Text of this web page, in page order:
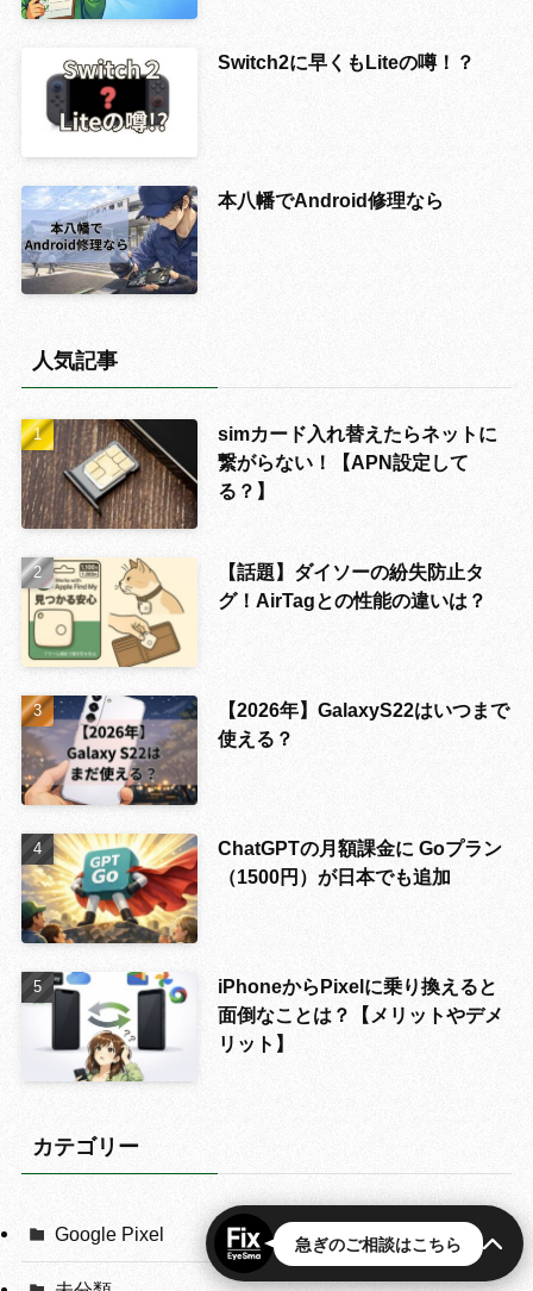
Switch2に早くもLiteの噂！？
本八幡でAndroid修理なら
人気記事
simカード入れ替えたらネットに
繋がらない！【APN設定して
る？】
【話題】ダイソーの紛失防止タ
グ！AirTagとの性能の違いは？
【2026年】GalaxyS22はいつまで
使える？
ChatGPTの月額課金に Goプラン
（1500円）が日本でも追加
iPhoneからPixelに乗り換えると
面倒なことは？【メリットやデメ
リット】
カテゴリー
Google Pixel 急ぎのご相談はこちら